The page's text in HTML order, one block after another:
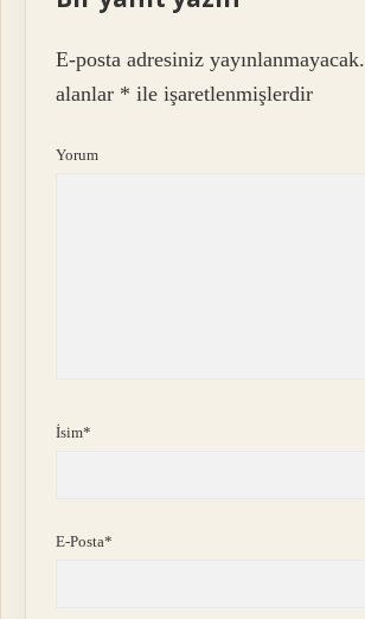
E-posta adresiniz yayınlanmayacak.
alanlar * ile işaretlenmişlerdir
Yorum
İsim*
E-Posta*